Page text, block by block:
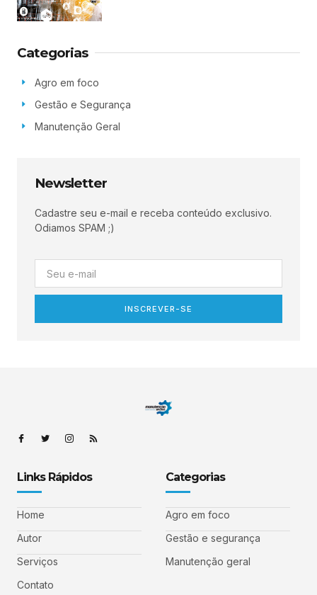
Categorias
Agro em foco
Gestão e Segurança
Manutenção Geral
Newsletter
Cadastre seu e-mail e receba conteúdo exclusivo.
Odiamos SPAM ;)
INSCREVER-SE
Links Rápidos
Home
Autor
Serviços
Contato
Categorias
Agro em foco
Gestão e segurança
Manutenção geral